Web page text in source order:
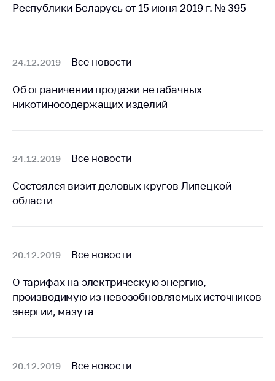
Защита прав
рекламной
Международное
сотрудничество
регулирования
Выставочная
Защита
персональных
данных
Новости
Личный прием
Республики Беларусь от 15 июня 2019 г. № 395
24.12.2019 Все новости
Об ограничении продажи нетабачных
никотиносодержащих изделий
24.12.2019 Все новости
Состоялся визит деловых кругов Липецкой
области
20.12.2019 Все новости
О тарифах на электрическую энергию,
производимую из невозобновляемых источников
энергии, мазута
20.12.2019 Все новости